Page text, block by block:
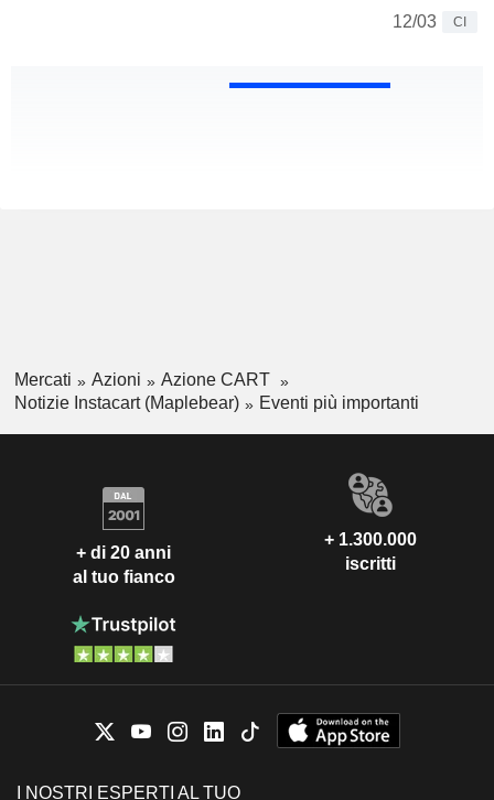
12/03
CI
Mercati Azioni
Azione CART
Notizie Instacart (Maplebear)
Eventi più importanti
+ di 20 anni
al tuo fianco
+ 1.300.000
iscritti
I NOSTRI ESPERTI AL TUO